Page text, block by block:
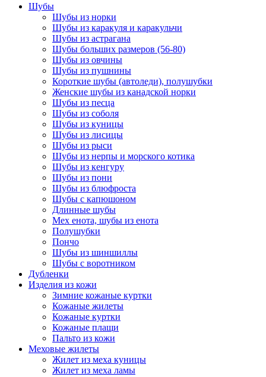
Шубы
Шубы из норки
Шубы из каракуля и каракульчи
Шубы из астрагана
Шубы больших размеров (56-80)
Шубы из овчины
Шубы из пушнины
Короткие шубы (автоледи), полушубки
Женские шубы из канадской норки
Шубы из песца
Шубы из соболя
Шубы из куницы
Шубы из лисицы
Шубы из рыси
Шубы из нерпы и морского котика
Шубы из кенгуру
Шубы из пони
Шубы из блюфроста
Шубы с капюшоном
Длинные шубы
Мех енота, шубы из енота
Полушубки
Пончо
Шубы из шиншиллы
Шубы с воротником
Дубленки
Изделия из кожи
Зимние кожаные куртки
Кожаные жилеты
Кожаные куртки
Кожаные плащи
Пальто из кожи
Меховые жилеты
Жилет из меха куницы
Жилет из меха ламы